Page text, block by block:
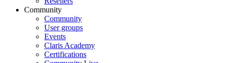
Community
Community
User groups
Events
Claris Academy
Certifications